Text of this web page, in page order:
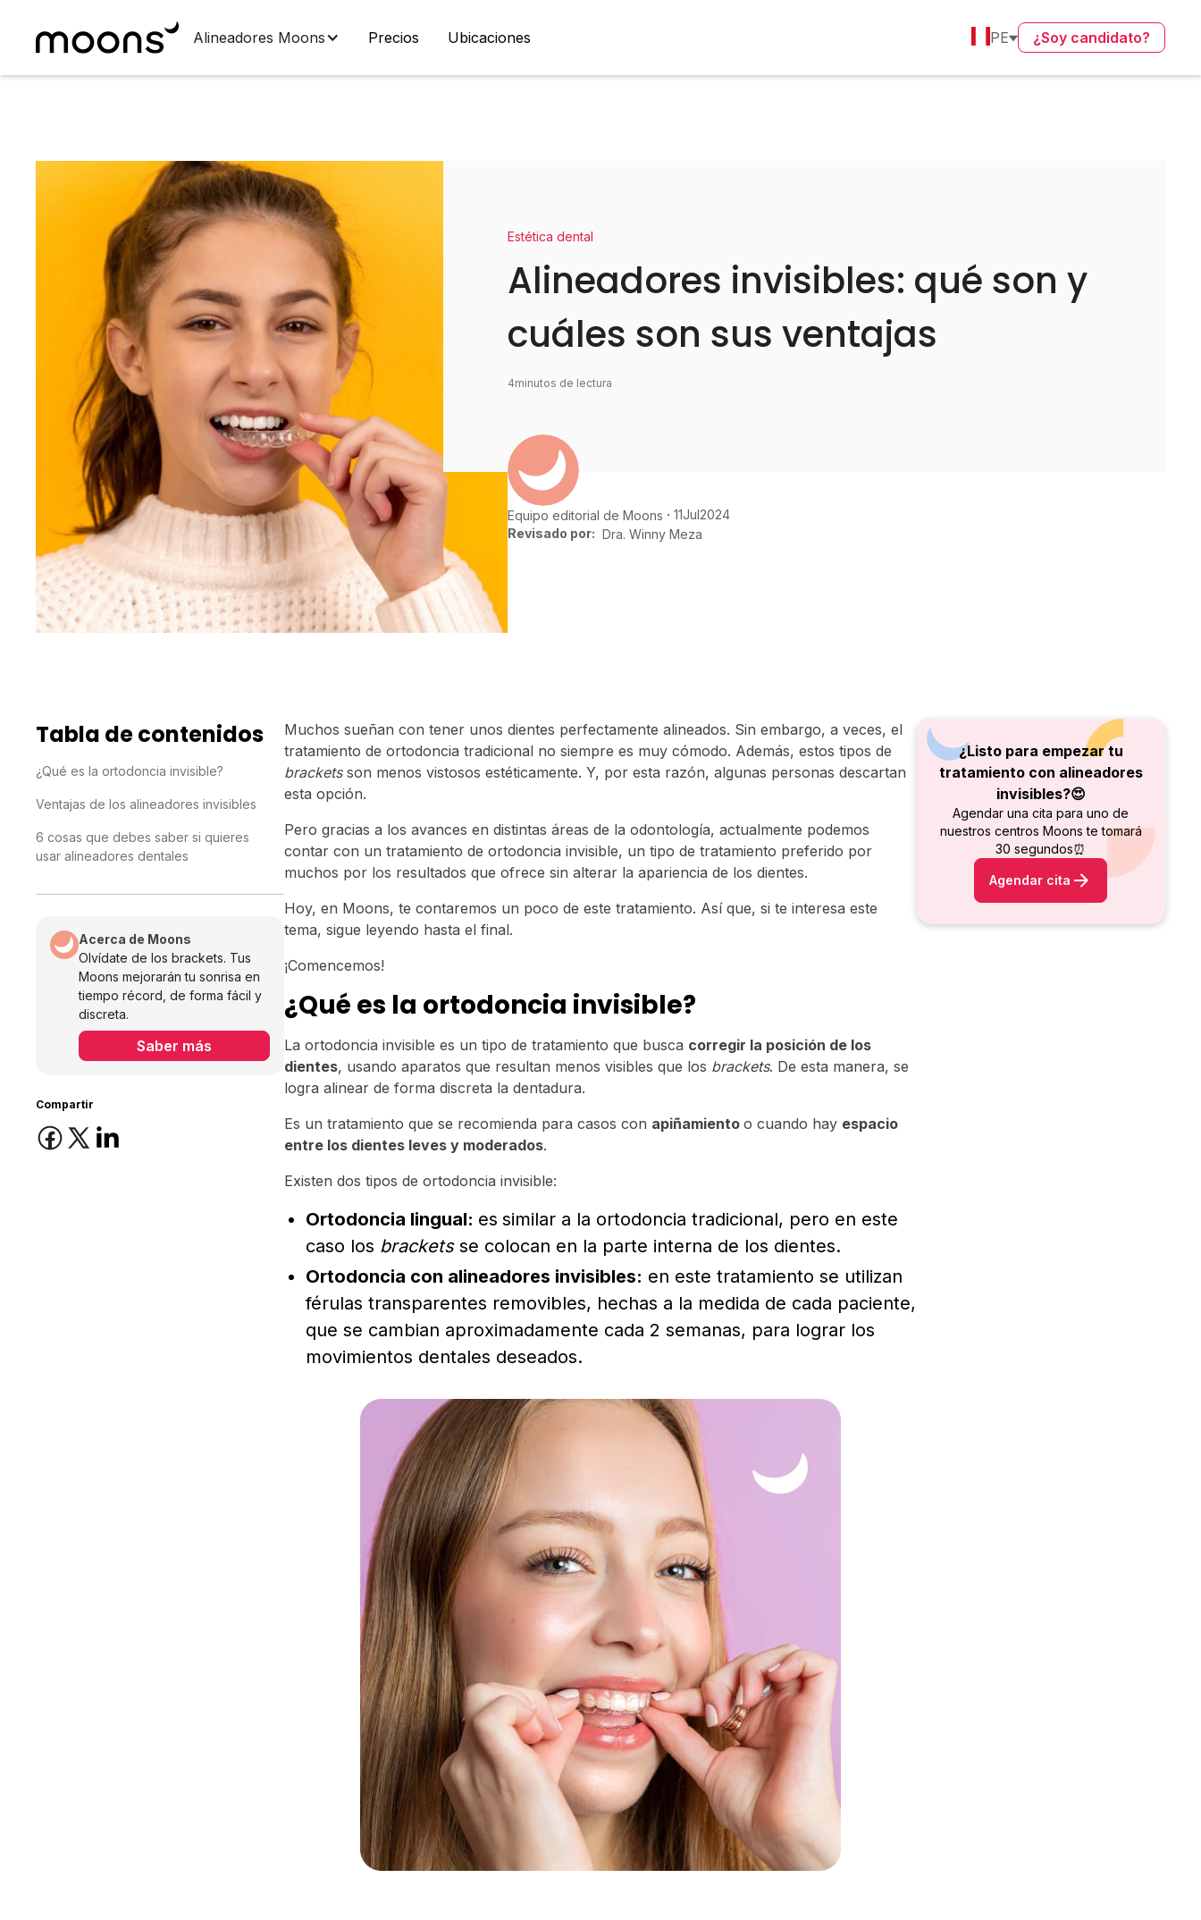
Alineadores Moons Precios Ubicaciones PE ¿Soy candidato?
Estética dental
Alineadores invisibles: qué son y
cuáles son sus ventajas
4minutos de lectura
Equipo editorial de Moons 11Jul2024
Revisado por: Dra. Winny Meza
Tabla de contenidos
¿Qué es la ortodoncia invisible?
Ventajas de los alineadores invisibles
6 cosas que debes saber si quieres
usar alineadores dentales
Acerca de Moons
Olvídate de los brackets. Tus
Moons mejorarán tu sonrisa en
tiempo récord, de forma fácil y
discreta.
Saber más
Compartir
Muchos sueñan con tener unos dientes perfectamente alineados. Sin embargo, a veces, el
tratamiento de ortodoncia tradicional no siempre es muy cómodo. Además, estos tipos de
bracketsson menos vistosos estéticamente. Y, por esta razón, algunas personas descartan
esta opción.
Pero gracias a los avances en distintas áreas de la odontología, actualmente podemos
contar con un tratamiento de ortodoncia invisible, un tipo de tratamiento preferido por
muchos por los resultados que ofrece sin alterar la apariencia de los dientes.
Hoy, en Moons, te contaremos un poco de este tratamiento. Así que, si te interesa este
tema, sigue leyendo hasta el final.
¡Comencemos!
¿Qué es la ortodoncia invisible?
La ortodoncia invisible es un tipo de tratamiento que busca corregir la posición de los
dientes, usando aparatos que resultan menos visibles que los brackets. De esta manera, se
logra alinear de forma discreta la dentadura.
Es un tratamiento que se recomienda para casos con apiñamientoo cuando hay espacio
entre los dientes leves y moderados.
Existen dos tipos de ortodoncia invisible:
Ortodoncia lingual: es similar a la ortodoncia tradicional, pero en este
caso los bracketsse colocan en la parte interna de los dientes.
Ortodoncia con alineadores invisibles: en este tratamiento se utilizan
férulas transparentes removibles, hechas a la medida de cada paciente,
que se cambian aproximadamente cada 2 semanas, para lograr los
movimientos dentales deseados.
¿Listo para empezar tu
tratamiento con alineadores
invisibles?😍
Agendar una cita para uno de
nuestros centros Moons te tomará
30 segundos⏰
Agendar cita